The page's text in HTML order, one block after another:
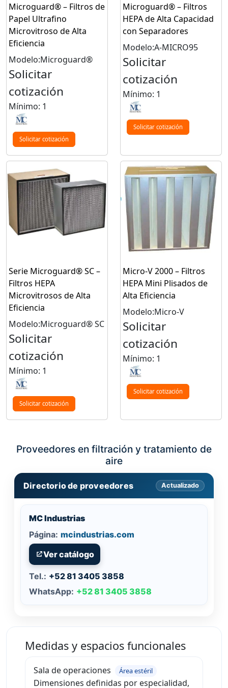
Microguard® – Filtros de
Papel Ultrafino
Microvitroso de Alta
Eficiencia
Modelo:Microguard®
Solicitar
cotización
Mínimo: 1
Solicitar cotización
Microguard® – Filtros
HEPA de Alta Capacidad
con Separadores
Modelo:A-MICRO95
Solicitar
cotización
Mínimo: 1
Solicitar cotización
Serie Microguard® SC –
Filtros HEPA
Microvitrosos de Alta
Eficiencia
Modelo:Microguard® SC
Solicitar
cotización
Mínimo: 1
Solicitar cotización
Micro-V 2000 – Filtros
HEPA Mini Plisados de
Alta Eficiencia
Modelo:Micro-V
Solicitar
cotización
Mínimo: 1
Solicitar cotización
Proveedores en filtración y tratamiento de
aire
Directorio de proveedores Actualizado
MC Industrias
Página: mcindustrias.com
Ver catálogo
Tel.: +52 81 3405 3858
WhatsApp: +52 81 3405 3858
Medidas y espacios funcionales
Sala de operaciones Área estéril
Dimensiones definidas por especialidad,